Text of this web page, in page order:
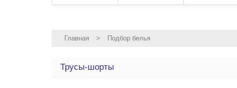
Главная > Подбор белья
Трусы-шорты